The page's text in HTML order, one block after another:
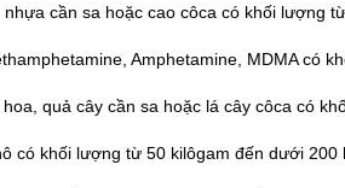
cần sa hoặc cao côca có khối lượng
Amphetamine, MDMA có
quả cây cần sa hoặc lá cây côca có
có khối lượng từ 50 kilôgam đến dưới 200